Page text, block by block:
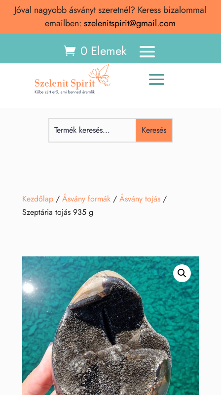
Jóval nagyobb ásványt szeretnél? Keress bizalommal
emailben: szelenitspirit@gmail.com
0 Elemek
Kezdőlap/ Ásvány formák/ Ásvány tojás/
Szeptária tojás 935 g